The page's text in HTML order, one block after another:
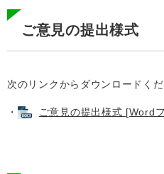
ご意見の提出様式
次のリンクからダウンロードくだ
・ ご意見の提出様式 [Word